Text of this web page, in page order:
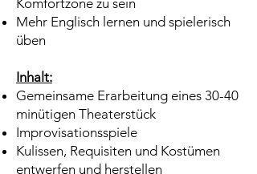
Komfortzone zu sein
Mehr Englisch lernen und spielerisch
üben
Inhalt:
Gemeinsame Erarbeitung eines 30-40
minütigen Theaterstück
​Improvisationsspiele
Kulissen, Requisiten und Kostümen
entwerfen und herstellen